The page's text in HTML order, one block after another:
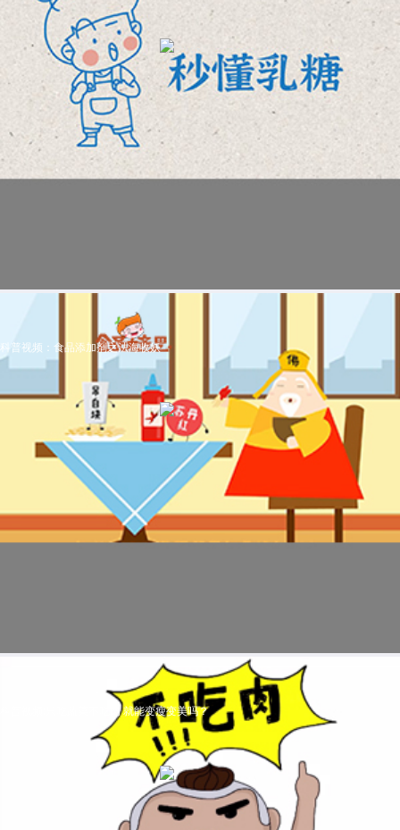
科普视频：食品添加剂之法海收妖
科普视频:只吃蔬菜不吃肉 就能变瘦变美吗？